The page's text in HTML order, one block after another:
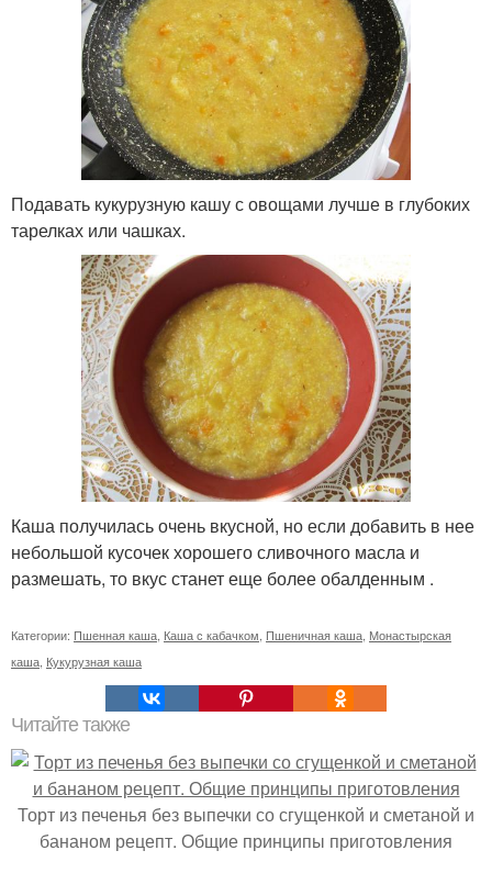
Подавать кукурузную кашу с овощами лучше в глубоких
тарелках или чашках.
Каша получилась очень вкусной, но если добавить в нее
небольшой кусочек хорошего сливочного масла и
размешать, то вкус станет еще более обалденным .
Категории: Пшенная каша, Каша с кабачком, Пшеничная каша, Монастырская
каша, Кукурузная каша
Читайте также
Торт из печенья без выпечки со сгущенкой и сметаной и
бананом рецепт. Общие принципы приготовления